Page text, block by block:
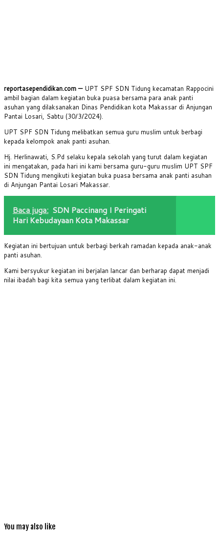
reportasependidikan.com — UPT SPF SDN Tidung kecamatan Rappocini
ambil bagian dalam kegiatan buka puasa bersama para anak panti
asuhan yang dilaksanakan Dinas Pendidikan kota Makassar di Anjungan
Pantai Losari, Sabtu (30/3/2024).
UPT SPF SDN Tidung melibatkan semua guru muslim untuk berbagi
kepada kelompok anak panti asuhan.
Hj. Herlinawati, S.Pd selaku kepala sekolah yang turut dalam kegiatan
ini mengatakan, pada hari ini kami bersama guru-guru muslim UPT SPF
SDN Tidung mengikuti kegiatan buka puasa bersama anak panti asuhan
di Anjungan Pantai Losari Makassar.
Baca juga: SDN Paccinang I Peringati
Hari Kebudayaan Kota Makassar
Kegiatan ini bertujuan untuk berbagi berkah ramadan kepada anak-anak
panti asuhan.
Kami bersyukur kegiatan ini berjalan lancar dan berharap dapat menjadi
nilai ibadah bagi kita semua yang terlibat dalam kegiatan ini.
You may also like